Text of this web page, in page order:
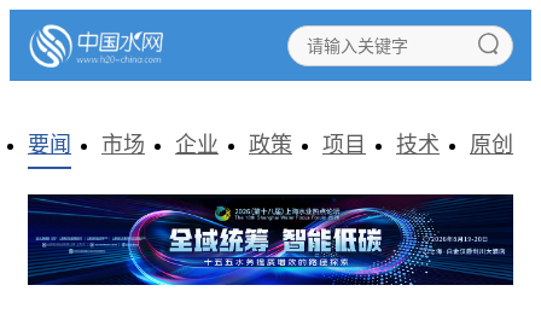
要闻 市场 企业 政策 项目 技术 原创